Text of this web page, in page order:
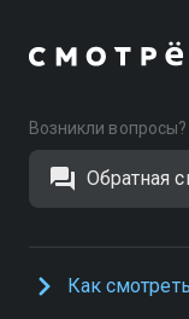
Возникли вопросы?
Обратная
Как смотреть